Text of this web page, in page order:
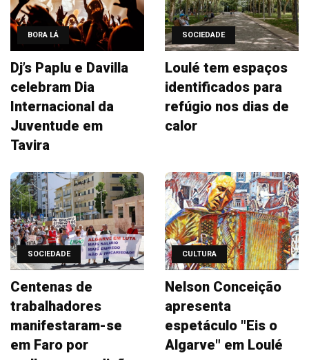
BORA LÁ
Dj’s Paplu e Davilla
celebram Dia
Internacional da
Juventude em
Tavira
SOCIEDADE
Loulé tem espaços
identificados para
refúgio nos dias de
calor
SOCIEDADE
Centenas de
trabalhadores
manifestaram-se
em Faro por
CULTURA
Nelson Conceição
apresenta
espetáculo "Eis o
Algarve" em Loulé